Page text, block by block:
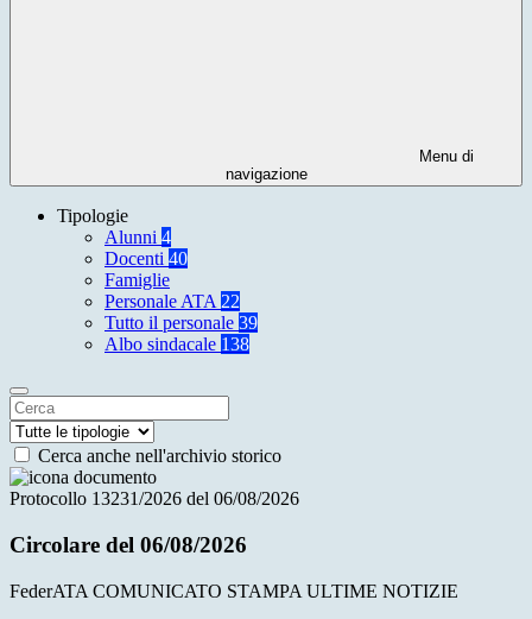
Menu di
navigazione
Tipologie
Alunni 4
Docenti 40
Famiglie
Personale ATA 22
Tutto il personale 39
Albo sindacale 138
Cerca anche nell'archivio storico
Protocollo 13231/2026 del 06/08/2026
Circolare del 06/08/2026
FederATA COMUNICATO STAMPA ULTIME NOTIZIE